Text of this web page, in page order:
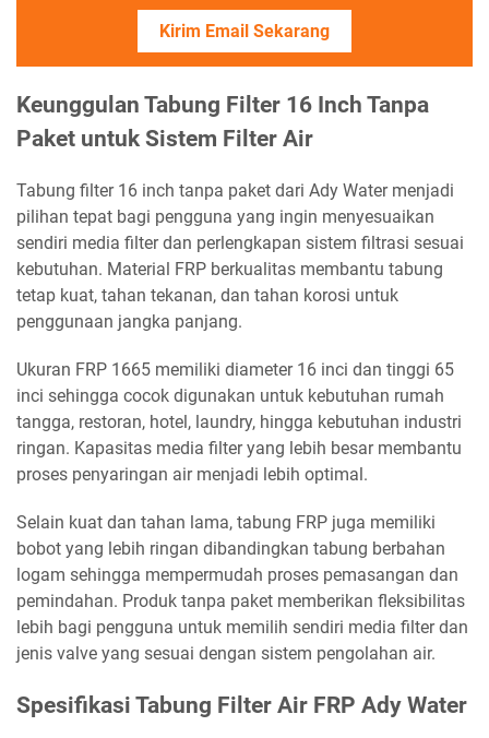
Kirim Email Sekarang
Keunggulan Tabung Filter 16 Inch Tanpa
Paket untuk Sistem Filter Air
Tabung filter 16 inch tanpa paket dari Ady Water menjadi
pilihan tepat bagi pengguna yang ingin menyesuaikan
sendiri media filter dan perlengkapan sistem filtrasi sesuai
kebutuhan. Material FRP berkualitas membantu tabung
tetap kuat, tahan tekanan, dan tahan korosi untuk
penggunaan jangka panjang.
Ukuran FRP 1665 memiliki diameter 16 inci dan tinggi 65
inci sehingga cocok digunakan untuk kebutuhan rumah
tangga, restoran, hotel, laundry, hingga kebutuhan industri
ringan. Kapasitas media filter yang lebih besar membantu
proses penyaringan air menjadi lebih optimal.
Selain kuat dan tahan lama, tabung FRP juga memiliki
bobot yang lebih ringan dibandingkan tabung berbahan
logam sehingga mempermudah proses pemasangan dan
pemindahan. Produk tanpa paket memberikan fleksibilitas
lebih bagi pengguna untuk memilih sendiri media filter dan
jenis valve yang sesuai dengan sistem pengolahan air.
Spesifikasi Tabung Filter Air FRP Ady Water